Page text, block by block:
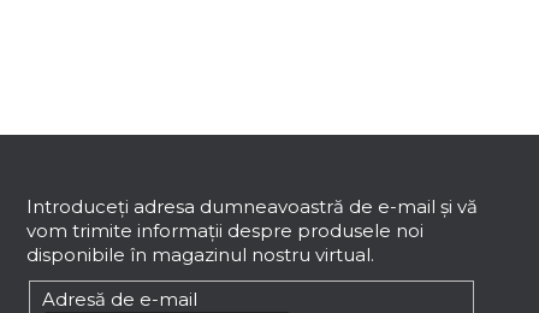
i
ă
r
i
Introduceţi adresa dumneavoastră de e-mail şi vă
vom trimite informaţii despre produsele noi
disponibile în magazinul nostru virtual.
Adresă de e-mail